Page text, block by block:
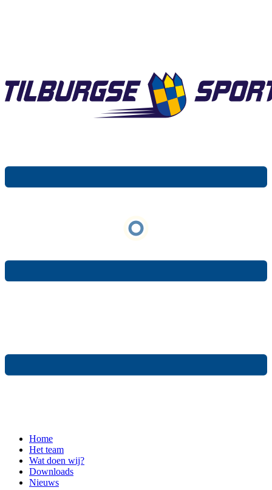
Home
Het team
Wat doen wij?
Downloads
Nieuws